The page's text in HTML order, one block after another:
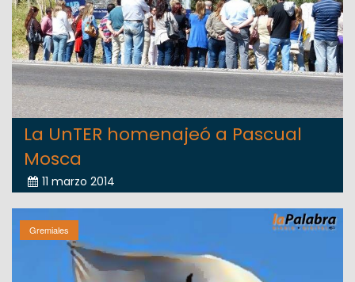
La UnTER homenajeó a Pascual
Mosca
11 marzo 2014
Gremiales